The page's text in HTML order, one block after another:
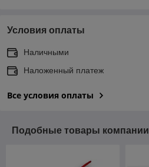
Условия оплаты
Наличными
Наложенный платеж
Все условия оплаты
Подобные товары компании